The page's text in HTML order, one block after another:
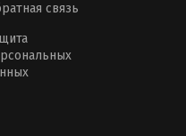
связь